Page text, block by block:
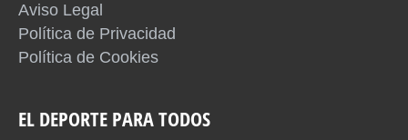
Aviso Legal
Política de Privacidad
Política de Cookies
EL DEPORTE PARA TODOS